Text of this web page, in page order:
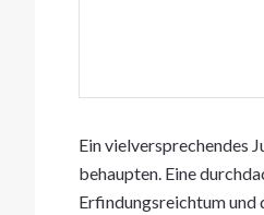
Ein vielversprechendes
behaupten. Eine
Erfindungsreichtum und